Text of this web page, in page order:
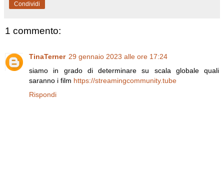
Condividi
1 commento:
TinaTerner 29 gennaio 2023 alle ore 17:24
siamo in grado di determinare su scala globale quali
saranno i film https://streamingcommunity.tube
Rispondi